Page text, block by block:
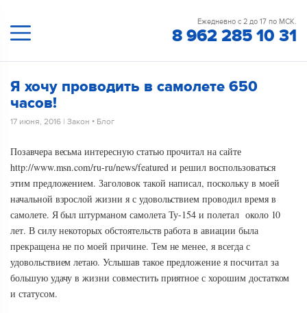
Ежедневно с 2 до 17 по МСК.
8 962 285 10 31
Я хочу проводить в самолете 650
часов!
17 июня, 2016 | Закон • Блог
Позавчера весьма интересную статью прочитал на сайте
http://www.msn.com/ru-ru/news/featured и решил воспользоваться
этим предложением. Заголовок такой написал, поскольку в моей
начальной взрослой жизни я с удовольствием проводил время в
самолете. Я был штурманом самолета Ту-154 и полетал около 10
лет. В силу некоторых обстоятельств работа в авиации была
прекращена не по моей причине. Тем не менее, я всегда с
удовольствием летаю. Услышав такое предложение я посчитал за
большую удачу в жизни совместить приятное с хорошим достатком
и статусом.